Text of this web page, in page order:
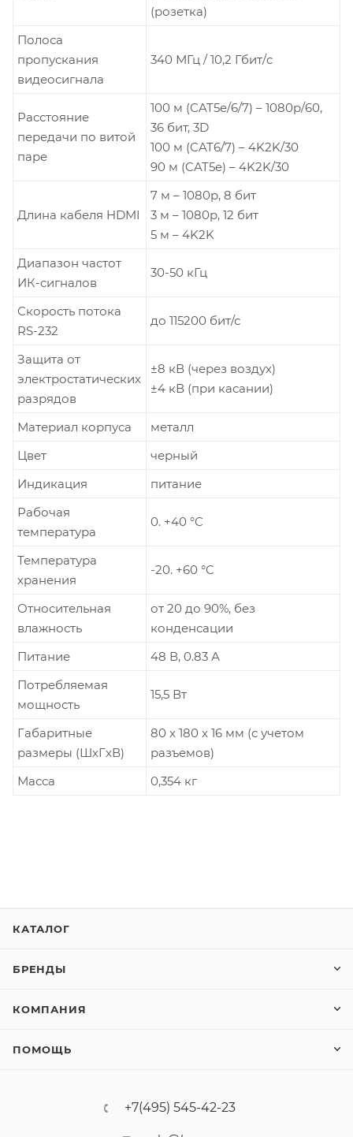
(розетка)
Полоса
пропускания
видеосигнала
340 МГц / 10,2 Гбит/c
Расстояние
передачи по витой
паре
100 м (CAT5e/6/7) – 1080p/60,
36 бит, 3D
100 м (CAT6/7) – 4K2K/30
90 м (CAT5e) – 4K2K/30
Длина кабеля HDMI
7 м – 1080p, 8 бит
3 м – 1080p, 12 бит
5 м – 4K2K
Диапазон частот
ИК-сигналов
30-50 кГц
Скорость потока
RS-232
до 115200 бит/с
Защита от
электростатических
разрядов
±8 кВ (через воздух)
±4 кВ (при касании)
Материал корпуса
металл
Цвет
черный
Индикация
питание
Рабочая
температура
0. +40 °C
Температура
хранения
-20. +60 °C
Относительная
влажность
от 20 до 90%, без
конденсации
Питание
48 В, 0.83 А
Потребляемая
мощность
15,5 Вт
Габаритные
размеры (ШxГxВ)
80 x 180 x 16 мм (c учетом
разъемов)
Масса
0,354 кг
КАТАЛОГ
БРЕНДЫ
КОМПАНИЯ
ПОМОЩЬ
+7(495) 545-42-23